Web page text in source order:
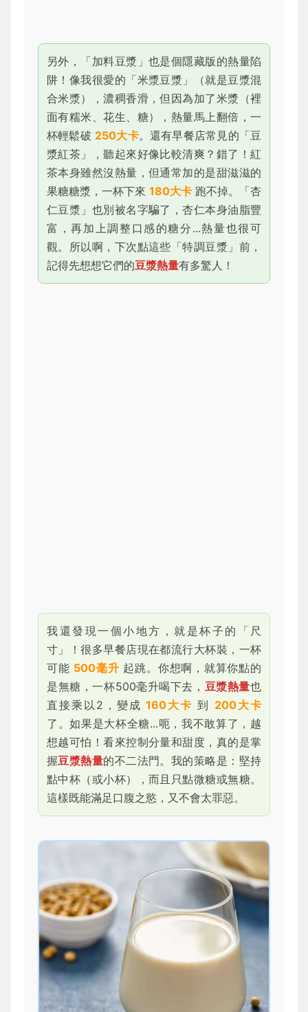
另外，「加料豆漿」也是個隱藏版的熱量陷
阱！像我很愛的「米漿豆漿」（就是豆漿混
合米漿），濃稠香滑，但因為加了米漿（裡
面有糯米、花生、糖），熱量馬上翻倍，一
杯輕鬆破 250大卡。還有早餐店常見的「豆
漿紅茶」，聽起來好像比較清爽？錯了！紅
茶本身雖然沒熱量，但通常加的是甜滋滋的
果糖糖漿，一杯下來 180大卡 跑不掉。「杏
仁豆漿」也別被名字騙了，杏仁本身油脂豐
富，再加上調整口感的糖分...熱量也很可
觀。所以啊，下次點這些「特調豆漿」前，
記得先想想它們的豆漿熱量有多驚人！
我還發現一個小地方，就是杯子的「尺
寸」！很多早餐店現在都流行大杯裝，一杯
可能 500毫升 起跳。你想啊，就算你點的
是無糖，一杯500毫升喝下去， 豆漿熱量也
直接乘以2，變成160大卡 到 200大卡
了。如果是大杯全糖...呃，我不敢算了，越
想越可怕！看來控制分量和甜度，真的是掌
握豆漿熱量的不二法門。我的策略是：堅持
點中杯（或小杯），而且只點微糖或無糖。
這樣既能滿足口腹之慾，又不會太罪惡。